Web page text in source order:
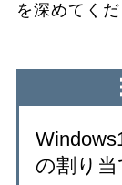
を深めてくだ
の割り当